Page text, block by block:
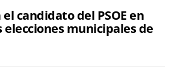
candidato del PSOE en
elecciones municipales de